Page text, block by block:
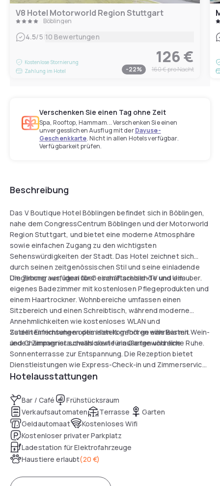
V8 Hotel Motorworld Region Stuttgart
Böblingen
4.5/5 10 Bewertungen
Kostenlose Stornierung
Zahlung im Hotel
126 €
-22% 160 €pro Nacht
Verschenken Sie einen Tag ohne Zeit
Spa, Rooftop, Hammam... Verschenken Sie einen
unvergesslichen Ausflug mit derDayuse-
Geschenkkarte. Nicht in allen Hotels verfügbar.
Verfügbarkeit prüfen.
Beschreibung
Das V Boutique Hotel Böblingen befindet sich in Böblingen,
nahe dem CongressCentrum Böblingen und der Motorworld
Region Stuttgart, und bietet eine moderne Atmosphäre
sowie einfachen Zugang zu den wichtigsten
Sehenswürdigkeiten der Stadt. Das Hotel zeichnet sich
durch seinen zeitgenössischen Stil und seine einladende
Umgebung aus, ideal für Geschäftsreisende und Urlauber.
Die Zimmer verfügen über einen Flachbild-TV und ein
eigenes Badezimmer mit kostenlosen Pflegeprodukten und
einem Haartrockner. Wohnbereiche umfassen einen
Sitzbereich und einen Schreibtisch, während moderne
Annehmlichkeiten wie kostenloses WLAN und
Satellitenfernsehen optimalen Komfort gewährleisten.
Jedes Zimmer ist schallisoliert für außergewöhnliche Ruhe.
Zu den Einrichtungen des Hotels gehören eine Bar mit Wein-
und Champagnerauswahl sowie ein Garten und eine
Sonnenterrasse zur Entspannung. Die Rezeption bietet
Dienstleistungen wie Express-Check-in und Zimmerservice.
Haustiere sind willkommen. Mit einfachem Zugang zum 21
ideal, um Ihren Tag komfortabel und bequem fortzusetzen.
Hotelausstattungen
Bar / Café
Frühstücksraum
Verkaufsautomaten
Terrasse
Garten
Geldautomaat
Kostenloses Wifi
Kostenloser privater Parkplatz
Ladestation für Elektrofahrzeuge
Haustiere erlaubt(20 €)